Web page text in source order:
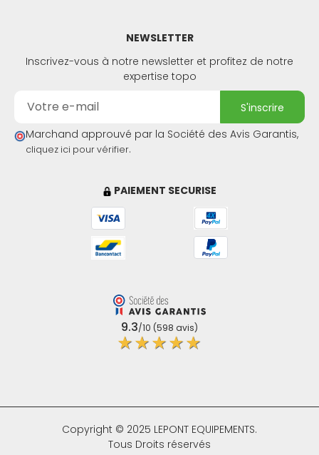
PAIEMENT SECURISE
9.3/10 (598 avis)
★★★★★
NEWSLETTER
Inscrivez-vous à notre newsletter et profitez de notre
expertise topo
s'inscrire
Marchand approuvé par la Société des Avis Garantis,
cliquez ici pour vérifier.
Copyright © 2025 LEPONT EQUIPEMENTS.
Tous Droits réservés